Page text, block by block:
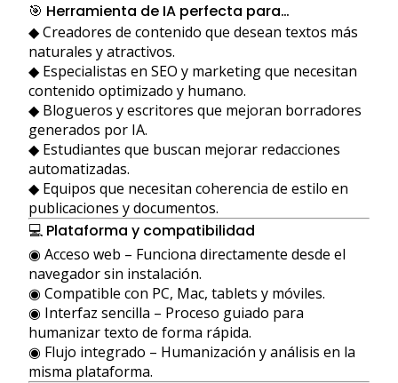
🎯 Herramienta de IA perfecta para…
◆ Creadores de contenido que desean textos más
naturales y atractivos.
◆ Especialistas en SEO y marketing que necesitan
contenido optimizado y humano.
◆ Blogueros y escritores que mejoran borradores
generados por IA.
◆ Estudiantes que buscan mejorar redacciones
automatizadas.
◆ Equipos que necesitan coherencia de estilo en
publicaciones y documentos.
💻 Plataforma y compatibilidad
◉ Acceso web – Funciona directamente desde el
navegador sin instalación.
◉ Compatible con PC, Mac, tablets y móviles.
◉ Interfaz sencilla – Proceso guiado para
humanizar texto de forma rápida.
◉ Flujo integrado – Humanización y análisis en la
misma plataforma.